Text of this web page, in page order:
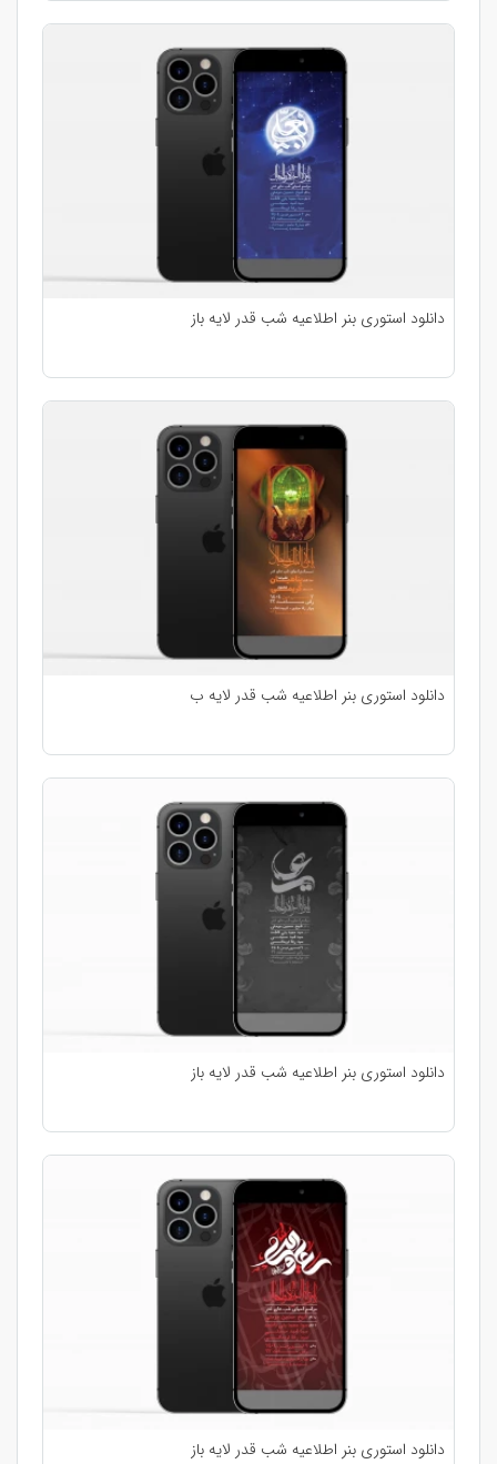
دانلود استوری بنر اطلاعیه شب قدر لایه باز
دانلود استوری بنر اطلاعیه شب قدر لایه ب
دانلود استوری بنر اطلاعیه شب قدر لایه باز
دانلود استوری بنر اطلاعیه شب قدر لایه باز